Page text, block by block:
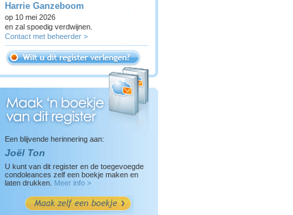
Harrie Ganzeboom
op 10 mei 2026
en zal spoedig verdwijnen.
Contact met beheerder >
Een blijvende herinnering aan:
Joël Ton
U kunt van dit register en de toegevoegde
condoleances zelf een boekje maken en
laten drukken.
Meer info >